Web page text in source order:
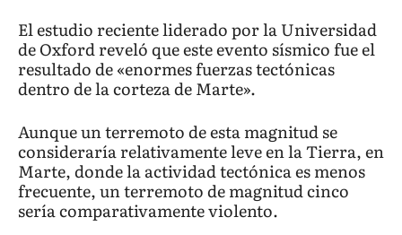
El estudio reciente liderado por la Universidad
de Oxford reveló que este evento sísmico fue el
resultado de «enormes fuerzas tectónicas
dentro de la corteza de Marte».
Aunque un terremoto de esta magnitud se
consideraría relativamente leve en la Tierra, en
Marte, donde la actividad tectónica es menos
frecuente, un terremoto de magnitud cinco
sería comparativamente violento.